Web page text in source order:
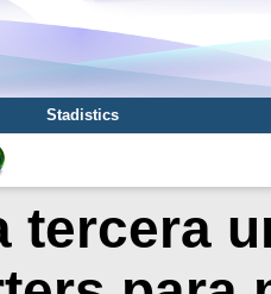
Stadistics
tercera